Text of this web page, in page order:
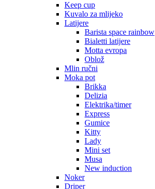
Keep cup
Kuvalo za mlijeko
Latijere
Barista space rainbow
Bialetti latijere
Motta evropa
Oblož
Mlin ručni
Moka pot
Brikka
Delizia
Elektrika/timer
Express
Gumice
Kitty
Lady
Mini set
Musa
New induction
Noker
Driper